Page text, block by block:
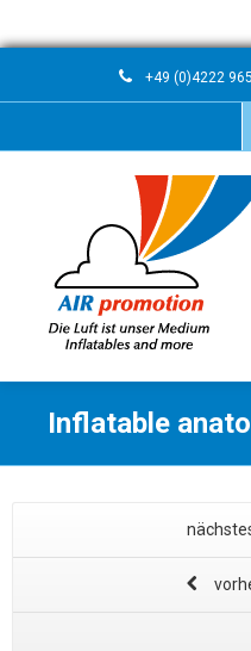
+49 (0)4222
Inflatable